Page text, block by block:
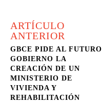
ARTÍCULO
ANTERIOR
GBCE PIDE AL FUTURO
GOBIERNO LA
CREACIÓN DE UN
MINISTERIO DE
VIVIENDA Y
REHABILITACIÓN